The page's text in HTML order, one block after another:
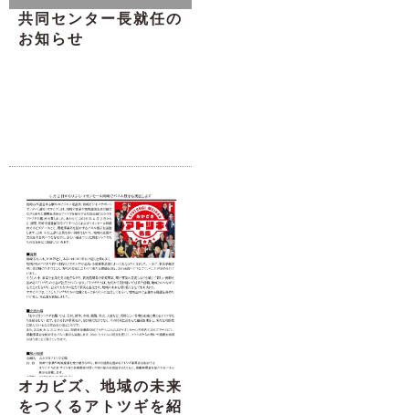
共同センター長就任の
お知らせ
オカビズ、地域の未来
をつくるアトツギを紹